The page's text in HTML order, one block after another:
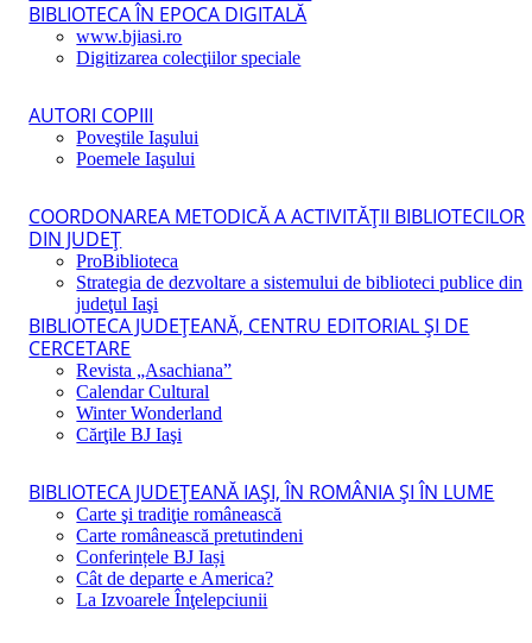
BIBLIOTECA ÎN EPOCA DIGITALĂ
www.bjiasi.ro
Digitizarea colecţiilor speciale
AUTORI COPIII
Poveştile Iaşului
Poemele Iaşului
COORDONAREA METODICĂ A ACTIVITĂŢII BIBLIOTECILOR
DIN JUDEŢ
ProBiblioteca
Strategia de dezvoltare a sistemului de biblioteci publice din
judeţul Iaşi
BIBLIOTECA JUDEŢEANĂ, CENTRU EDITORIAL ŞI DE
CERCETARE
Revista „Asachiana”
Calendar Cultural
Winter Wonderland
Cărţile BJ Iaşi
BIBLIOTECA JUDEŢEANĂ IAŞI, ÎN ROMÂNIA ŞI ÎN LUME
Carte şi tradiţie românească
Carte românească pretutindeni
Conferințele BJ Iași
Cât de departe e America?
La Izvoarele Înţelepciunii